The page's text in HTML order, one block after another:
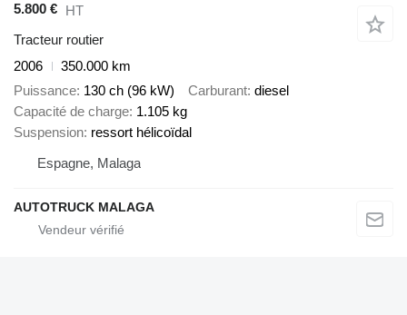
5.800 € HT
Tracteur routier
2006
350.000 km
Puissance 130 ch (96 kW) Carburant diesel
Capacité de charge 1.105 kg
Suspension ressort hélicoïdal
Espagne, Malaga
AUTOTRUCK MALAGA